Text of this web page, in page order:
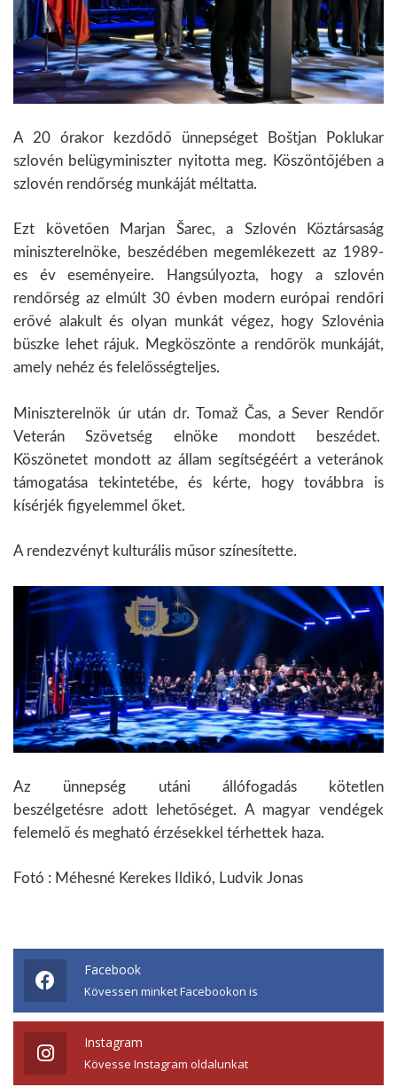
A 20 órakor kezdődő ünnepséget Boštjan Poklukar
szlovén belügyminiszter nyitotta meg. Köszöntőjében a
szlovén rendőrség munkáját méltatta.
Ezt követően Marjan Šarec, a Szlovén Köztársaság
miniszterelnöke, beszédében megemlékezett az 1989-
es év eseményeire. Hangsúlyozta, hogy a szlovén
rendőrség az elmúlt 30 évben modern európai rendőri
erővé alakult és olyan munkát végez, hogy Szlovénia
büszke lehet rájuk. Megköszönte a rendőrök munkáját,
amely nehéz és felelősségteljes.
Miniszterelnök úr után dr. Tomaž Čas, a Sever Rendőr
Veterán Szövetség elnöke mondott beszédet.
Köszönetet mondott az állam segítségéért a veteránok
támogatása tekintetébe, és kérte, hogy továbbra is
kísérjék figyelemmel őket.
A rendezvényt kulturális műsor színesítette.
Az ünnepség utáni állófogadás kötetlen
beszélgetésre adott lehetőséget. A magyar vendégek
felemelő és megható érzésekkel térhettek haza.
Fotó : Méhesné Kerekes Ildikó, Ludvik Jonas
Facebook
Kövessen minket Facebookon is
Instagram
Kövesse Instagram oldalunkat